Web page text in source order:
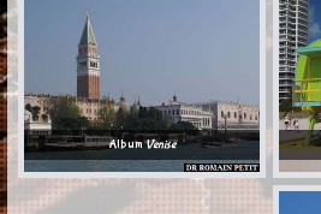
AlbumVenise